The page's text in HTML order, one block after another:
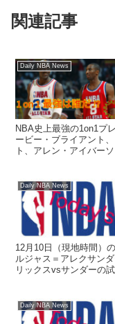
関連記事
Daily NBA News
NBA史上最強の1on1プ
ービー・ブライアント
ト、アレン・アイバー
Daily NBA News
12月10日（現地時間）
ルジャス＝アレクサン
リックスvsサンダーの
Daily NBA News